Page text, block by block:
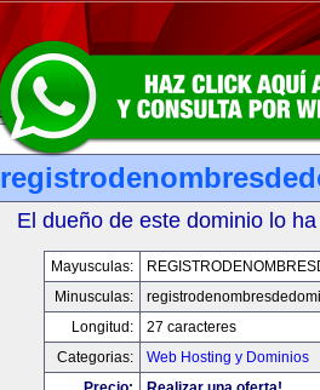
El dueño de este dominio lo
Mayusculas:
Minusculas:
Longitud:
27 caracteres
Categorias:
Web Hosting y Dominios